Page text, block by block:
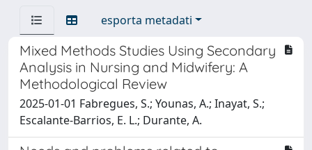
esporta metadati
Mixed Methods Studies Using Secondary
Analysis in Nursing and Midwifery: A
Methodological Review
2025-01-01 Fabregues, S.; Younas, A.; Inayat, S.;
Escalante-Barrios, E. L.; Durante, A.